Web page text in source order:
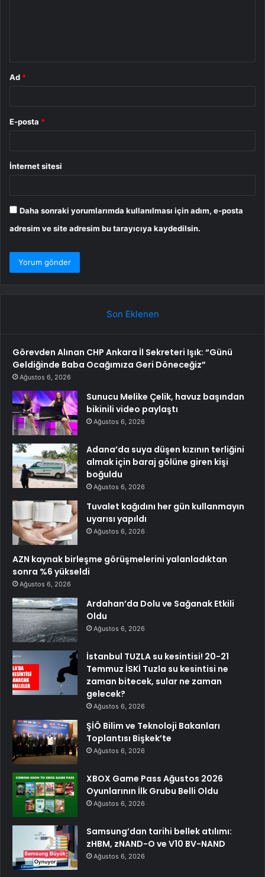
Ad *
E-posta *
İnternet sitesi
Daha sonraki yorumlarımda kullanılması için adım, e-posta
adresim ve site adresim bu tarayıcıya kaydedilsin.
Son Eklenen
Görevden Alınan CHP Ankara İl Sekreteri Işık: “Günü
Geldiğinde Baba Ocağımıza Geri Döneceğiz”
Ağustos 6, 2026
Sunucu Melike Çelik, havuz başından
bikinili video paylaştı
Ağustos 6, 2026
Adana’da suya düşen kızının terliğini
almak için baraj gölüne giren kişi
boğuldu
Ağustos 6, 2026
Tuvalet kağıdını her gün kullanmayın
uyarısı yapıldı
Ağustos 6, 2026
AZN kaynak birleşme görüşmelerini yalanladıktan
sonra %6 yükseldi
Ağustos 6, 2026
Ardahan’da Dolu ve Sağanak Etkili
Oldu
Ağustos 6, 2026
İstanbul TUZLA su kesintisi! 20-21
Temmuz İSKİ Tuzla su kesintisi ne
zaman bitecek, sular ne zaman
gelecek?
Ağustos 6, 2026
ŞİÖ Bilim ve Teknoloji Bakanları
Toplantısı Bişkek’te
Ağustos 6, 2026
XBOX Game Pass Ağustos 2026
Oyunlarının İlk Grubu Belli Oldu
Ağustos 6, 2026
Samsung’dan tarihi bellek atılımı:
zHBM, zNAND-O ve V10 BV-NAND
Ağustos 6, 2026